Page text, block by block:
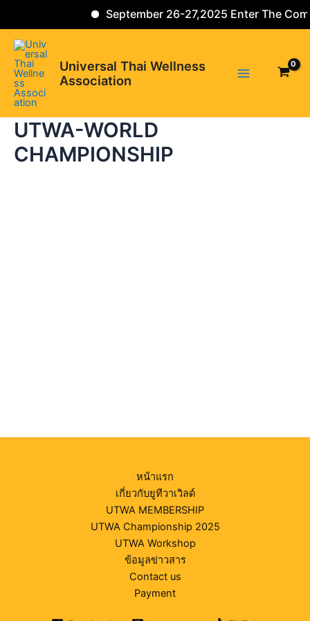
September 26-27,2025 Enter The
content
Universal Thai Wellness
Association
Menu
UTWA-WORLD
CHAMPIONSHIP
หน้าแรก
เกี่ยวกับยูทีวาเวิลด์
UTWA MEMBERSHIP
UTWA Championship 2025
UTWA Workshop
ข้อมูลข่าวสาร
Contact us
Payment